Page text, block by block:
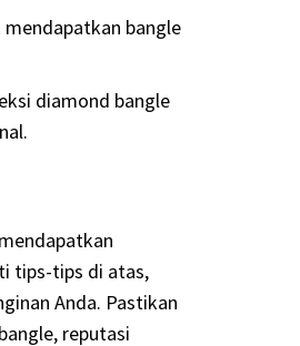
bangle
diamond bangle
tips-tips di atas,
Anda. Pastikan
reputasi